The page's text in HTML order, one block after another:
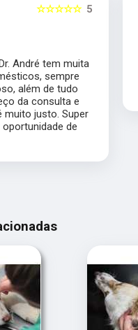
5
☆☆☆☆☆
André tem muita
sempre
além de tudo
da consulta e
justo. Super
de